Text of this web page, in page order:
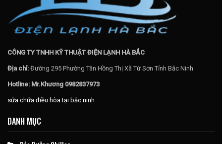
CÔNG TY TNHH KỸ THUẬT ĐIỆN LẠNH HÀ BẮC
Địa chỉ: Đường 295 Phường Tân Hồng Thị Xã Từ Sơn Tỉnh Bắc Ninh
Hotline: Mr.Khương 0982837973
sửa chữa điều hòa tại bắc ninh
DANH MỤC